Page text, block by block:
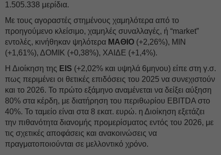
1.505.338 μερίδια.
Με τους αγοραστές στημένους χαμηλότερα από το
προηγούμενο κλείσιμο, χαμηλές συναλλαγές, ή “market”
εντολές, κινήθηκαν ψηλότερα ΜΑΘΙΟ (+2,26%), ΜΙΝ
(+1,61%), ΔΟΜΙΚ (+0,38%), ΧΑΙΔΕ (+1,4%).
Η Διοίκηση της EIS (+2,02% και υψηλά 6μηνου) είπε στη γ.σ.
πως περιμένει οι θετικές επιδόσεις του 2025 να συνεχιστούν
και το 2026. Το πρώτο εξάμηνο αναμένεται να δείξει αύξηση
80% στα κέρδη, με διατήρηση του περιθωρίου EBITDA στο
40%. Το ταμείο είναι στα 8 εκατ. ευρώ. η Διοίκηση εξετάζει
την πιθανότητα διανομής προμερίσματος εντός του 2026, με
τις σχετικές αποφάσεις και ανακοινώσεις να
πραγματοποιούνται σε μελλοντικό χρόνο.